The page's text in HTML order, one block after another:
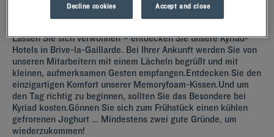
Lassen Sie sich verwöhnen – entdecken Sie unsere Kyriad-
Hotels in Brive-la-Gaillarde. Bei Ihrer Ankunft werden Sie von
unseren Mitarbeitern mit einem Lächeln begrüßt und mit
kleinen, aufmerksamen Gesten empfangen.Entdecken Sie den
einzigartigen Komfort unserer Memoryfoam-Kissen.Und um
den Tag richtig zu beginnen, sollten Sie das Besondere bei
Kyriad kosten.Gönnen Sie sich zum Frühstück einen kühlen
gefrorenen Joghurt … Mindestens zwei gute Gründe, um
wiederzukommen!
Decline cookies Accept and close